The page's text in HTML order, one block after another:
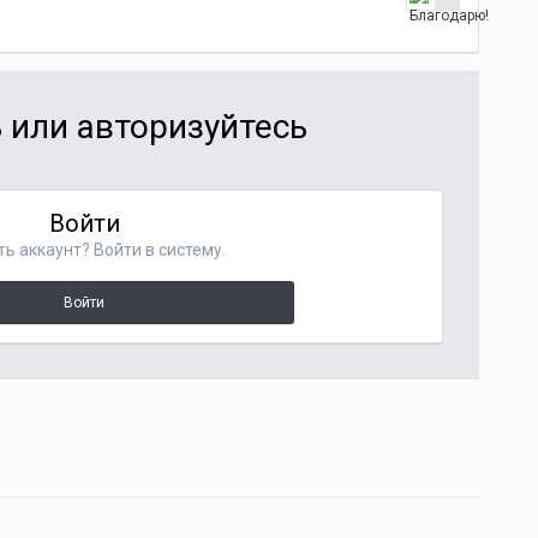
авторизуйтесь
Войти
аккаунт? Войти в систему.
Войти